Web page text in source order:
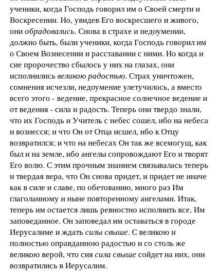
ученики, когда Господь говорил им о Своей смерти и
Воскресении. Но, увидев Его воскресшего и живого,
ониобрадовались. Снова в страхе и недоумении,
должно быть, были ученики, когда Господь говорил им
о Своем Вознесении и расставании с ними. Но когда и
сие пророчество сбылось у них на глазах, они
исполнилисьвеликою радостью. Страх уничтожен,
сомнения исчезли, недоумение улетучилось, а вместо
всего этого - ведение, прекрасное солнечное ведение и
от ведения - сила и радость. Теперь они твердо знали,
что их Господь и Учитель с небес сошел, ибо на небеса
и вознесся; и что Он от Отца исшел, ибо к Отцу
возвратился; и что на небесах Он так же всемогущ, как
был и на земле, ибо ангелы сопровождают Его и творят
Его волю. С этим прочным знанием связывалась теперь
и твердая вера, что Он снова придет, и придет не иначе
как в силе и славе, по обетованию, много раз Им
глаголанному и ныне повторенному ангелами. Итак,
теперь им остается лишь ревностно исполнить все, Им
заповеданное. Он заповедал им оставаться в городе
Иерусалиме и ждатьсилы свыше. С великою и
полностью оправданною радостью и со столь же
великою верой, что сиясила свышесойдет на них, они
возвратились в Иерусалим.